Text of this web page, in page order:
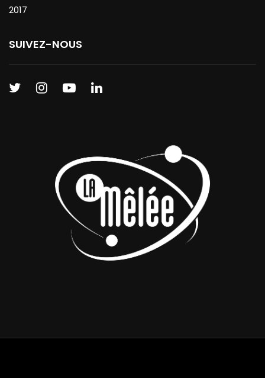
2017
SUIVEZ-NOUS